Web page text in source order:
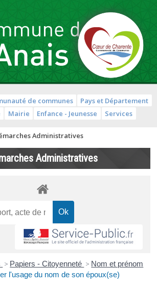
de communes
Pays et Département
Mairie Enfance - Jeunesse Services
Administratives
Administratives
> Papiers - Citoyenneté > Nom et prénom
l'usage du nom de son époux(se)